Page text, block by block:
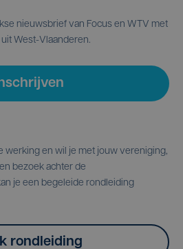
nieuwsbrief van Focus en WTV met
West-Vlaanderen.
werking en wil je met jouw vereniging,
bezoek achter de
je een begeleide rondleiding
rondleiding